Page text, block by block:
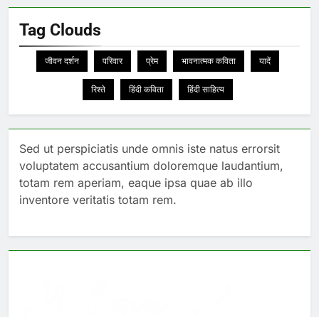
Tag Clouds
जीवन दर्शन परिवार प्रेम भावनात्मक कविता यादें
रिश्ते हिंदी कविता हिंदी साहित्य
Sed ut perspiciatis unde omnis iste natus errorsit
voluptatem accusantium doloremque laudantium,
totam rem aperiam, eaque ipsa quae ab illo
inventore veritatis totam rem.